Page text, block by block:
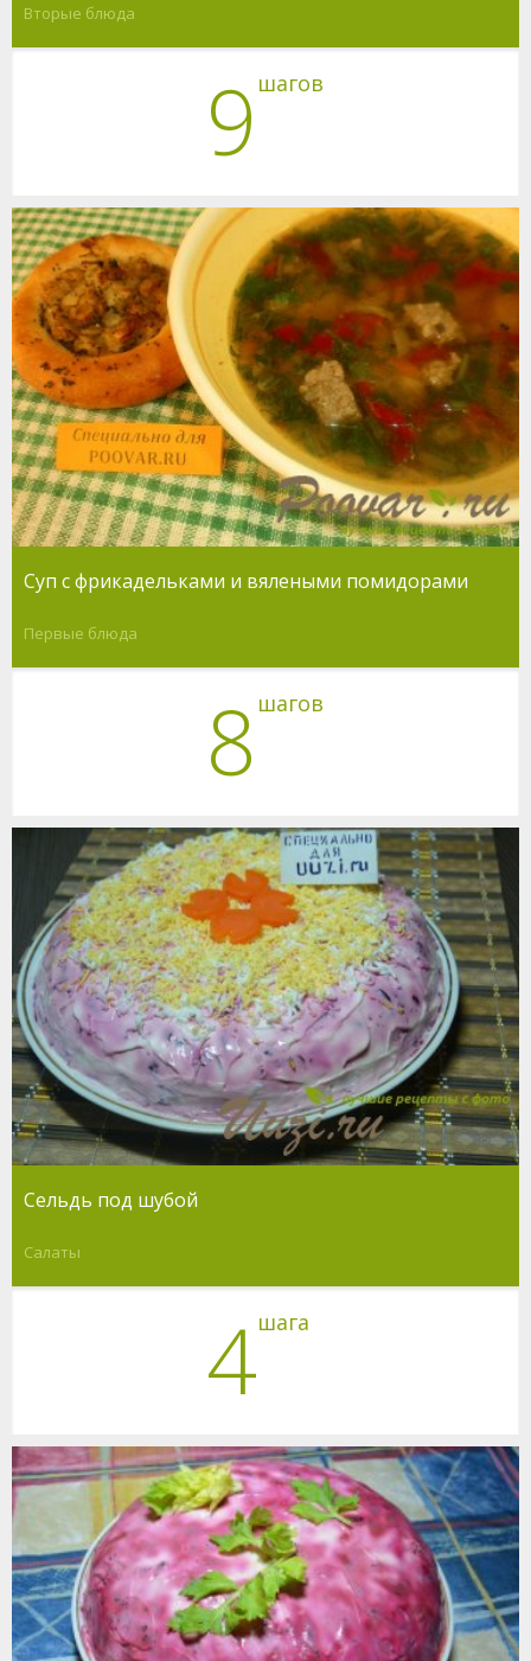
Вторые блюда
9 шагов
Суп с фрикадельками и вялеными помидорами
Первые блюда
8 шагов
Сельдь под шубой
Салаты
4шага